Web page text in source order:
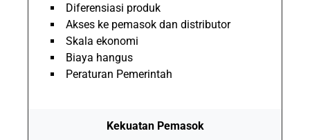
Diferensiasi produk
Akses ke pemasok dan distributor
Skala ekonomi
Biaya hangus
Peraturan Pemerintah
Kekuatan Pemasok